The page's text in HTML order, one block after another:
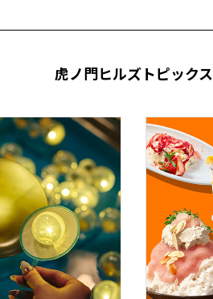
虎ノ門ヒルズトピックス